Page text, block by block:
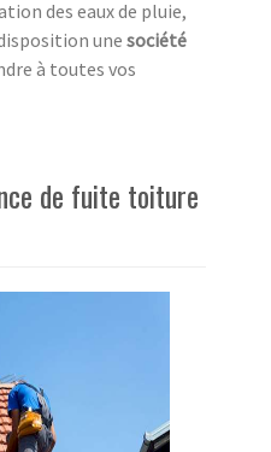
des eaux de pluie,
une société
à toutes vos
de fuite toiture